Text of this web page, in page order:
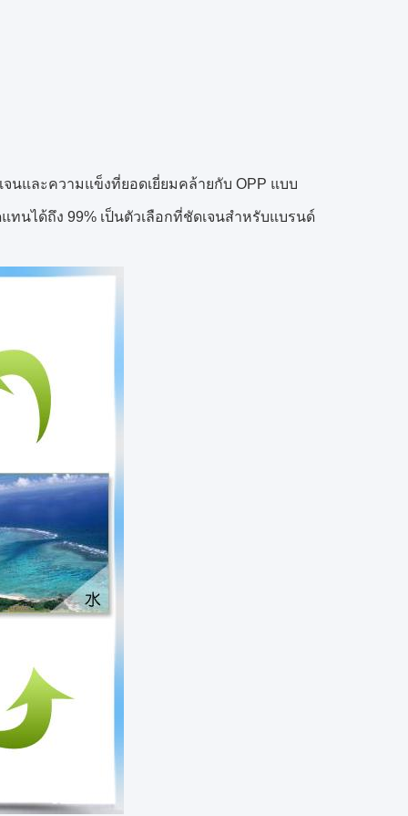
นและความแข็งที่ยอดเยี่ยมคล้ายกับ OPP แบบ
นได้ถึง 99% เป็นตัวเลือกที่ชัดเจนสำหรับแบรนด์